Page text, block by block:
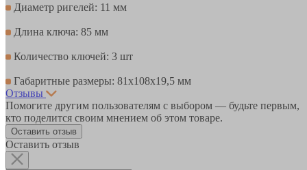
Диаметр ригелей: 11 мм
Длина ключа: 85 мм
Количество ключей: 3 шт
Габаритные размеры: 81х108х19,5 мм
Отзывы
Помогите другим пользователям с выбором — будьте первым,
кто поделится своим мнением об этом товаре.
Оставить отзыв
Оставить отзыв